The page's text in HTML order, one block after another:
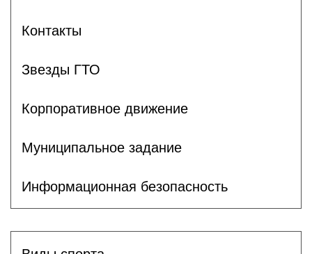
Контакты
Звезды ГТО
Корпоративное движение
Муниципальное задание
Информационная безопасность